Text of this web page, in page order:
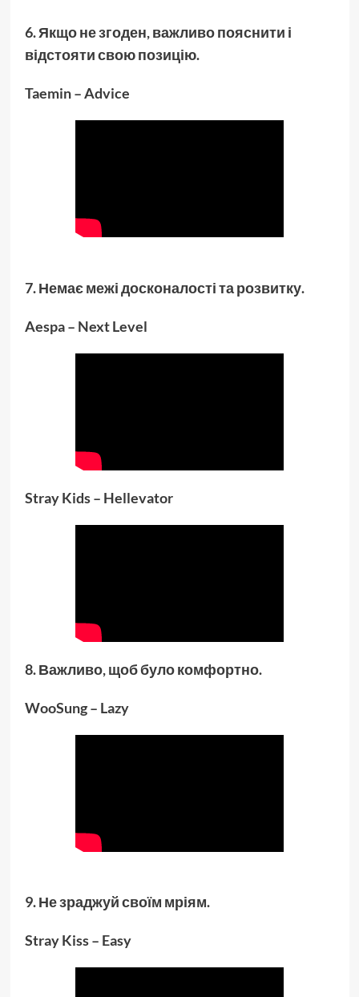
6. Якщо не згоден, важливо пояснити і
відстояти свою позицію.
Taemin – Advice
7. Немає межі досконалості та розвитку.
Aespa – Next Level
Stray Kids – Hellevator
8. Важливо, щоб було комфортно.
WooSung – Lazy
9. Не зраджуй своїм мріям.
Stray Kiss – Easy